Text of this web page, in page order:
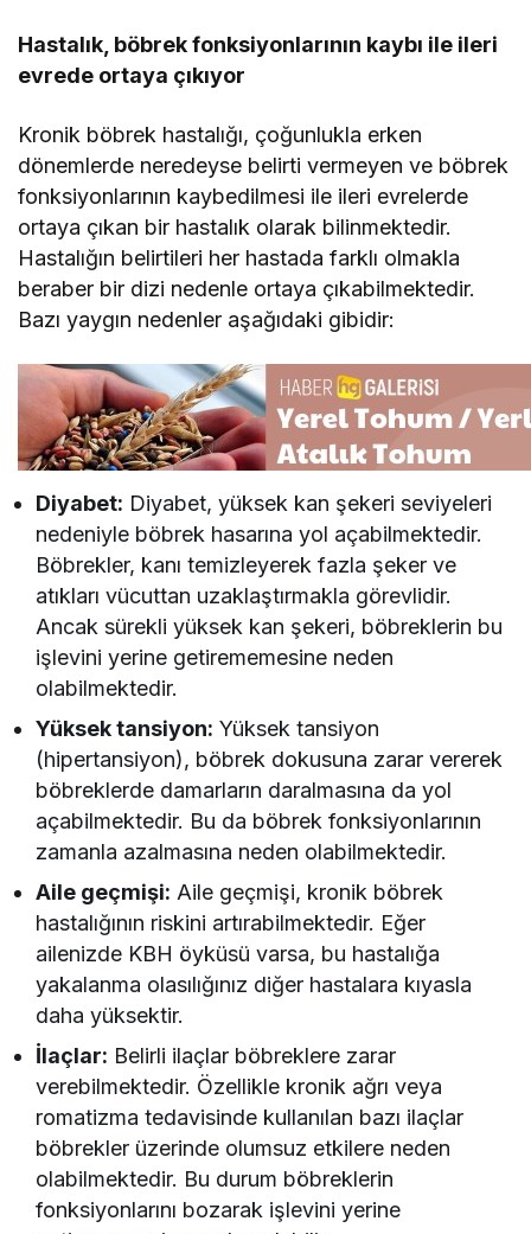
Hastalık, böbrek fonksiyonlarının kaybı ile ileri
evrede ortaya çıkıyor
Kronik böbrek hastalığı, çoğunlukla erken
dönemlerde neredeyse belirti vermeyen ve böbrek
fonksiyonlarının kaybedilmesi ile ileri evrelerde
ortaya çıkan bir hastalık olarak bilinmektedir.
Hastalığın belirtileri her hastada farklı olmakla
beraber bir dizi nedenle ortaya çıkabilmektedir.
Bazı yaygın nedenler aşağıdaki gibidir:
Diyabet: Diyabet, yüksek kan şekeri seviyeleri
nedeniyle böbrek hasarına yol açabilmektedir.
Böbrekler, kanı temizleyerek fazla şeker ve
atıkları vücuttan uzaklaştırmakla görevlidir.
Ancak sürekli yüksek kan şekeri, böbreklerin bu
işlevini yerine getirememesine neden
olabilmektedir.
Yüksek tansiyon: Yüksek tansiyon
(hipertansiyon), böbrek dokusuna zarar vererek
böbreklerde damarların daralmasına da yol
açabilmektedir. Bu da böbrek fonksiyonlarının
zamanla azalmasına neden olabilmektedir.
Aile geçmişi: Aile geçmişi, kronik böbrek
hastalığının riskini artırabilmektedir. Eğer
ailenizde KBH öyküsü varsa, bu hastalığa
yakalanma olasılığınız diğer hastalara kıyasla
daha yüksektir.
İlaçlar: Belirli ilaçlar böbreklere zarar
verebilmektedir. Özellikle kronik ağrı veya
romatizma tedavisinde kullanılan bazı ilaçlar
böbrekler üzerinde olumsuz etkilere neden
olabilmektedir. Bu durum böbreklerin
fonksiyonlarını bozarak işlevini yerine